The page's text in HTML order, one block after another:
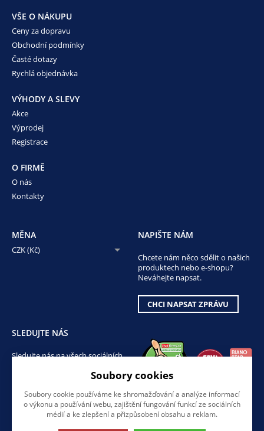
VŠE O NÁKUPU
Ceny za dopravu
Obchodní podmínky
Časté dotazy
Rychlá objednávka
VÝHODY A SLEVY
Akce
Výprodej
Registrace
O FIRMĚ
O nás
Kontakty
MĚNA
CZK (Kč)
NAPIŠTE NÁM
Chcete nám něco sdělit o našich
produktech nebo e-shopu?
Neváhejte napsat.
CHCI NAPSAT ZPRÁVU
SLEDUJTE NÁS
Sledujte nás na všech sociálních
Soubory cookies
Soubory cookie používáme ke shromažďování a analýze informací
o výkonu a používání webu, zajištění fungování funkcí ze sociálních
médií a ke zlepšení a přizpůsobení obsahu a reklam.